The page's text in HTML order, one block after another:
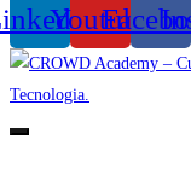
Youtube